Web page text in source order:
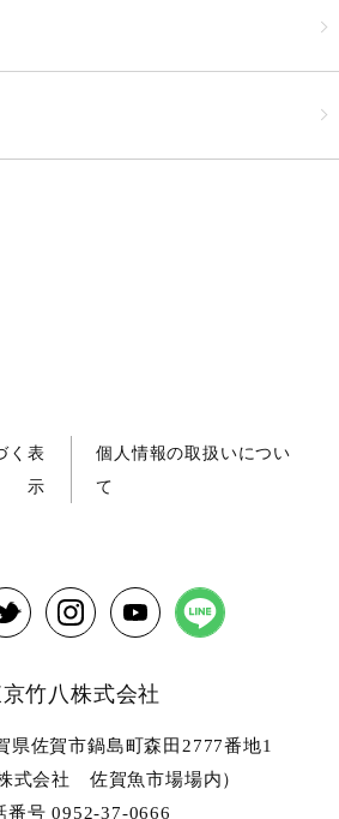
く表
示
個人情報の取扱いについ
て
竹八株式会社
県佐賀市鍋島町森田2777番地1
式会社 佐賀魚市場場内）
番号 0952-37-0666